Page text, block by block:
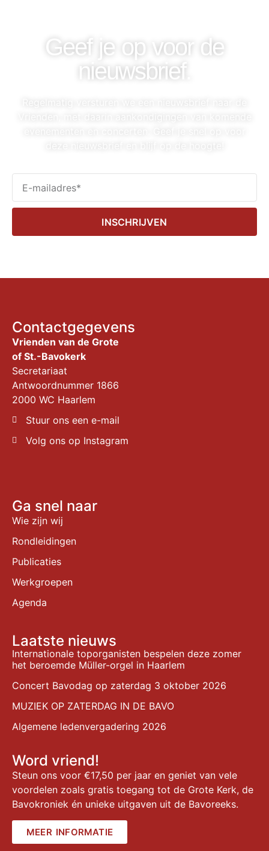
Geef je op voor de
nieuwsbrief.
INSCHRIJVEN
Contactgegevens
Vrienden van de Grote
of St.-Bavokerk
Secretariaat
Antwoordnummer 1866
2000 WC Haarlem
Stuur ons een e-mail
Volg ons op Instagram
Ga snel naar
Wie zijn wij
Rondleidingen
Publicaties
Werkgroepen
Agenda
Laatste nieuws
Internationale toporganisten bespelen deze zomer
het beroemde Müller-orgel in Haarlem
Concert Bavodag op zaterdag 3 oktober 2026
MUZIEK OP ZATERDAG IN DE BAVO
Algemene ledenvergadering 2026
Word vriend!
Steun ons voor €17,50 per jaar en geniet van vele
voordelen zoals gratis toegang tot de Grote Kerk, de
Bavokroniek én unieke uitgaven uit de Bavoreeks.
MEER INFORMATIE